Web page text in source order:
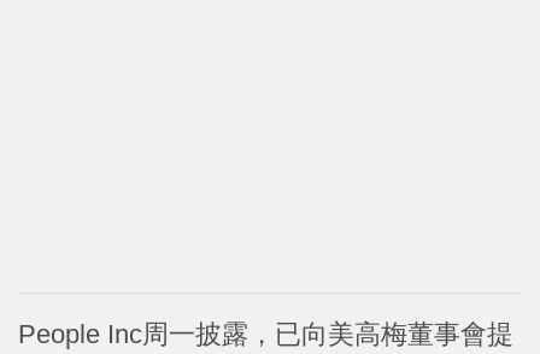
People Inc周一披露，已向美高梅董事會提